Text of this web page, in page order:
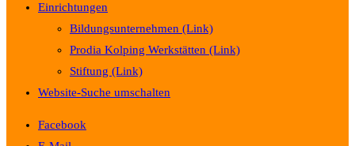
Einrichtungen
Bildungsunternehmen (Link)
Prodia Kolping Werkstätten (Link)
Stiftung (Link)
Website-Suche umschalten
Facebook